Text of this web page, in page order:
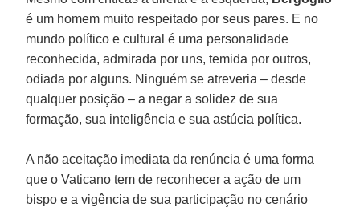
é um homem muito respeitado por seus pares. E no
mundo político e cultural é uma personalidade
reconhecida, admirada por uns, temida por outros,
odiada por alguns. Ninguém se atreveria – desde
qualquer posição – a negar a solidez de sua
formação, sua inteligência e sua astúcia política.
A não aceitação imediata da renúncia é uma forma
que o Vaticano tem de reconhecer a ação de um
bispo e a vigência de sua participação no cenário